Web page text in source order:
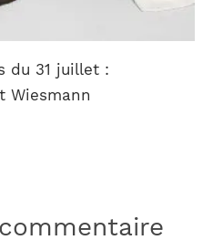
du 31 juillet :
Wiesmann